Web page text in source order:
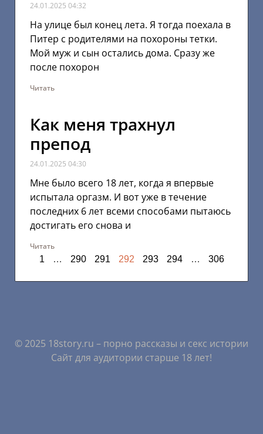
24.01.2025 04:32
На улице был конец лета. Я тогда поехала в
Питер с родителями на похороны тетки.
Мой муж и сын остались дома. Сразу же
после похорон
Читать
Как меня трахнул
препод
24.01.2025 04:30
Мне было всего 18 лет, когда я впервые
испытала оргазм. И вот уже в течение
последних 6 лет всеми способами пытаюсь
достигать его снова и
Читать
1
… 290 291 292 293 294 … 306
© 2025 18story.ru – порно рассказы и секс истории
Сайт для аудитории старше 18 лет!